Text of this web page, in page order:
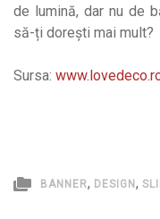
de lumină, dar nu de
să-ți dorești mai mult?
Sursa:
BANNER, DESIGN ,